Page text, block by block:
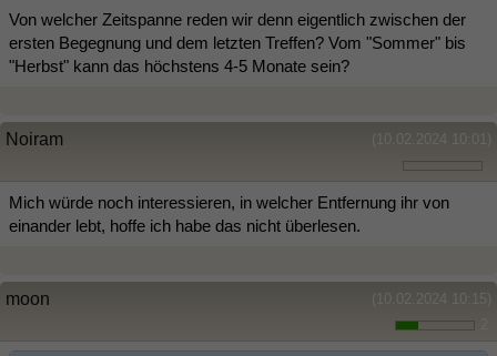
Von welcher Zeitspanne reden wir denn eigentlich zwischen der
ersten Begegnung und dem letzten Treffen? Vom "Sommer" bis
"Herbst" kann das höchstens 4-5 Monate sein?
(10.02.2024 10:01)
Noiram
Mich würde noch interessieren, in welcher Entfernung ihr von
einander lebt, hoffe ich habe das nicht überlesen.
(10.02.2024 10:15)
moon